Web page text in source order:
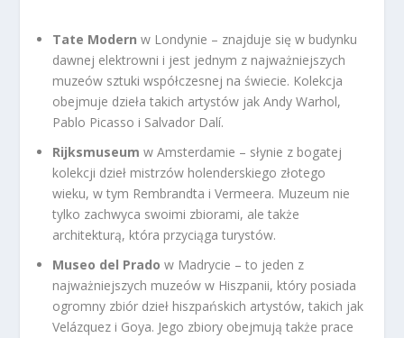
Tate Modern w Londynie – znajduje się w budynku
dawnej elektrowni i jest jednym z najważniejszych
muzeów sztuki współczesnej na świecie. Kolekcja
obejmuje dzieła takich artystów jak Andy Warhol,
Pablo Picasso i Salvador Dalí.
Rijksmuseum w Amsterdamie – słynie z bogatej
kolekcji dzieł mistrzów holenderskiego złotego
wieku, w tym Rembrandta i Vermeera. Muzeum nie
tylko zachwyca swoimi zbiorami, ale także
architekturą, która przyciąga turystów.
Museo del Prado w Madrycie – to jeden z
najważniejszych muzeów w Hiszpanii, który posiada
ogromny zbiór dzieł hiszpańskich artystów, takich jak
Velázquez i Goya. Jego zbiory obejmują także prace